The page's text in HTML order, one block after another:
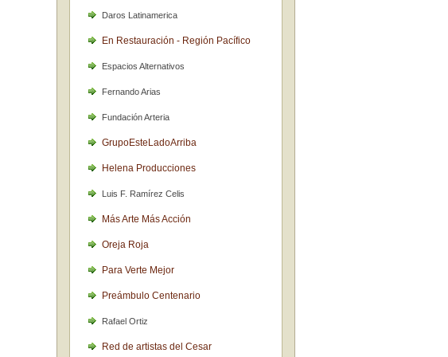
Daros Latinamerica
En Restauración - Región Pacífico
Espacios Alternativos
Fernando Arias
Fundación Arteria
GrupoEsteLadoArriba
Helena Producciones
Luis F. Ramírez Celis
Más Arte Más Acción
Oreja Roja
Para Verte Mejor
Preámbulo Centenario
Rafael Ortiz
Red de artistas del Cesar